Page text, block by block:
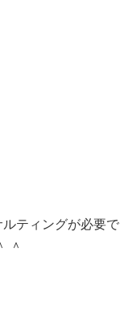
ティングが必要で
＾